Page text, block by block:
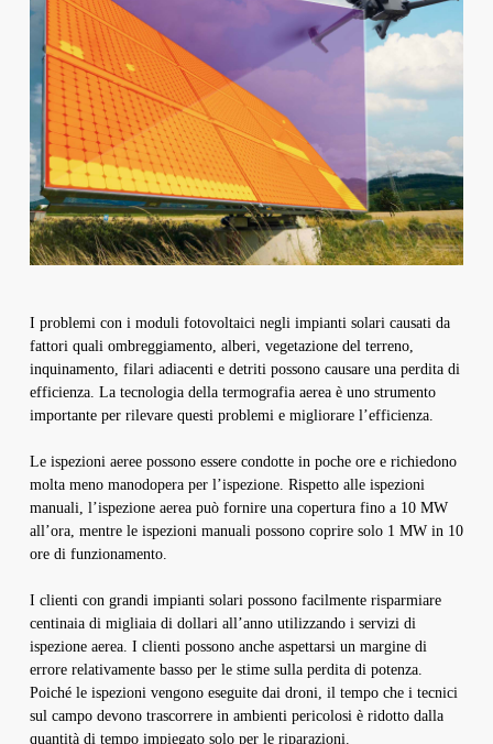
I problemi con i moduli fotovoltaici negli impianti solari causati da
fattori quali ombreggiamento, alberi, vegetazione del terreno,
inquinamento, filari adiacenti e detriti possono causare una perdita di
efficienza. La tecnologia della termografia aerea è uno strumento
importante per rilevare questi problemi e migliorare l’efficienza.
Le ispezioni aeree possono essere condotte in poche ore e richiedono
molta meno manodopera per l’ispezione. Rispetto alle ispezioni
manuali, l’ispezione aerea può fornire una copertura fino a 10 MW
all’ora, mentre le ispezioni manuali possono coprire solo 1 MW in 10
ore di funzionamento.
I clienti con grandi impianti solari possono facilmente risparmiare
centinaia di migliaia di dollari all’anno utilizzando i servizi di
ispezione aerea. I clienti possono anche aspettarsi un margine di
errore relativamente basso per le stime sulla perdita di potenza.
Poiché le ispezioni vengono eseguite dai droni, il tempo che i tecnici
sul campo devono trascorrere in ambienti pericolosi è ridotto dalla
quantità di tempo impiegato solo per le riparazioni.